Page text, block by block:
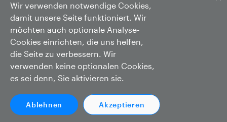
© MTS Systems. Alle Rechte vorbehalten
Datenschutz
Nutzungsbedingungen
Vertragsbedingungen
Gesetz über moderne Sklaverei
Cookie-Einstellungen
Wir verwenden notwendige Cookies,
damit unsere Seite funktioniert. Wir
möchten auch optionale Analyse-
Cookies einrichten, die uns helfen,
die Seite zu verbessern. Wir
verwenden keine optionalen Cookies,
es sei denn, Sie aktivieren sie.
Ablehnen Akzeptieren
Wir verwenden notwendige Cookies,
damit unsere Seite funktioniert. Wir
möchten auch optionale Analyse-
Cookies einrichten, die uns helfen,
die Seite zu verbessern. Wir
verwenden keine optionalen Cookies,
es sei denn, Sie aktivieren sie.
Ablehnen Akzeptieren